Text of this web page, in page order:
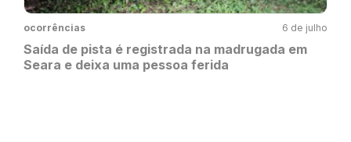
ocorrências 6 de julho
Saída de pista é registrada na madrugada em
Seara e deixa uma pessoa ferida